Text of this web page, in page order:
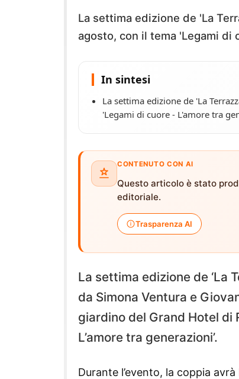
La settima edizione de 'La
agosto, con il tema 'Legami
In sintesi
La settima edizione de 'La
'Legami di cuore - L'amore tra
CONTENUTO CON AI
Questo articolo è stato
editoriale.
Trasparenza AI
La settima edizione de ‘La
da Simona Ventura e
giardino del Grand Hotel di
L’amore tra generazioni’.
Durante l’evento, la coppia